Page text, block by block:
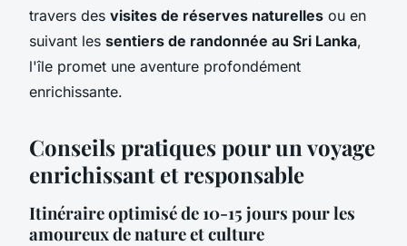
travers des visites de réserves naturelles ou en
suivant les sentiers de randonnée au Sri Lanka,
l'île promet une aventure profondément
enrichissante.
Conseils pratiques pour un voyage
enrichissant et responsable
Itinéraire optimisé de 10-15 jours pour les
amoureux de nature et culture